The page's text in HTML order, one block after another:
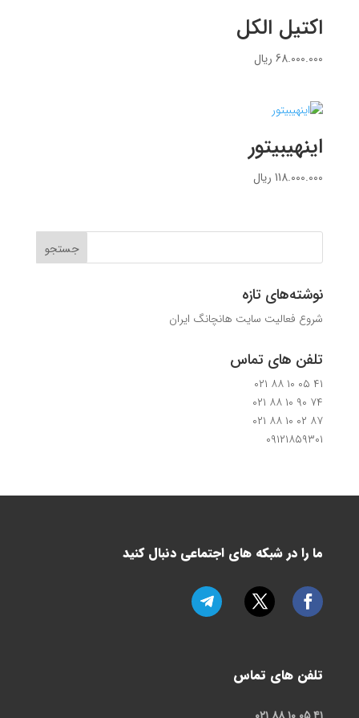
اکتیل الکل
68.000.000 ریال
اینهیبیتور
118.000.000 ریال
نوشته‌های تازه
شروع فعالیت سایت هانچانگ ایران
تلفن های تماس
۴۱ ۰۵ ۱۰ ۸۸ ۰۲۱
۷۴ ۹۰ ۱۰ ۸۸ ۰۲۱
۸۷ ۰۲ ۱۰ ۸۸ ۰۲۱
۰۹۱۲۱۸۵۹۳۰۱
ما را در شبکه های اجتماعی دنبال کنید
تلفن های تماس